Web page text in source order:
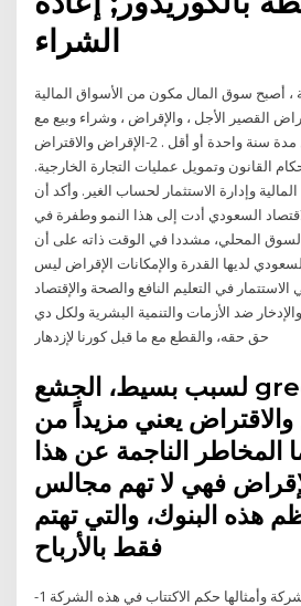
الشراء
، أصبح سوق المال مكون من الأسواق المالية
القصير الأجل ، والإقراض ، وشراء وبيع مع
الاستحقاق الأصلي ل مدة سنة واحدة أو أقل . 2-الإقراض والاقتراض
القانون وتمويل عمليات التجارة الخارجية.
وإدارة الاستثمار لحساب الغير. وأكد أن
السعودي أدت إلى هذا النمو وطفرة في
المحلي، مشددا في الوقت ذاته على أن
لديها القدرة والإمكانات الإقراض ليس
في التعليم النافع والصحة والإقتصاد
ضد الأزمات والتنمية البشرية ولكل دي
حق حقه، والقطع مع ما قبل كورنا لإزدهار
لسبب بسيط، الجشع greed، فمزيد من
يعني مزيداً من
المخاطر الناجمة عن هذا
فهي لا تهم مجالس
هذه البنوك، والتي تهتم
فقط بالأرباح
حرمة الاكتتاب بهذه الشركة وأمثالها حكم الاكتتاب في هذه الشركة 1-